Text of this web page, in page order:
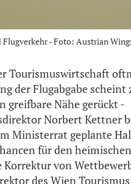
- Foto: Austrian
Tourismuswirtschaft
der Flugabgabe
greifbare Nähe gerückt -
Norbert Kettner
Ministerrat geplante
für den
Korrektur von
des Wien